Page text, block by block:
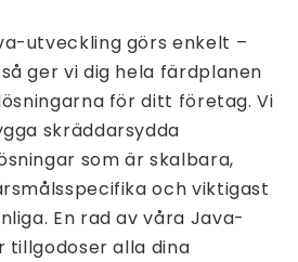
utveckling görs enkelt –
ger vi dig hela färdplanen
för ditt företag. Vi
skräddarsydda
som är skalbara,
och viktigast
En rad av våra Java-
tillgodoser alla dina